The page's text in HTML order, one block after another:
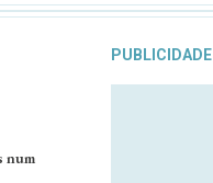
num
PUBLICIDADE